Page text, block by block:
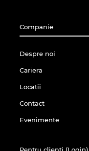
Companie
Despre noi
Cariera
Locatii
Contact
Evenimente
Romania
Serbia
Slovacia